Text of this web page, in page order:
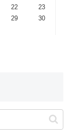
22
23
29
30